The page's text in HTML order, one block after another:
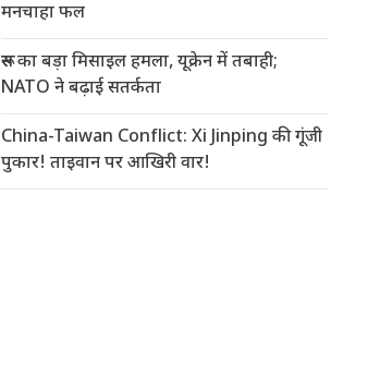
मनचाहा फल
रूस का बड़ा मिसाइल हमला, यूक्रेन में तबाही;
NATO ने बढ़ाई सतर्कता
China-Taiwan Conflict: Xi Jinping की गूंजी
पुकार! ताइवान पर आखिरी वार!